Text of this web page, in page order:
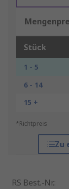
Stück
1 - 5
6 - 14
15 +
*Richtpreis
Zu
RS Best.-Nr.: